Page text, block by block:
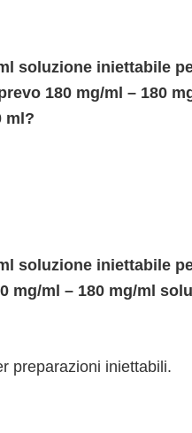
soluzione iniettabile
180 mg/ml – 180
ml?
soluzione iniettabile
mg/ml – 180 mg/ml
preparazioni iniettabili.